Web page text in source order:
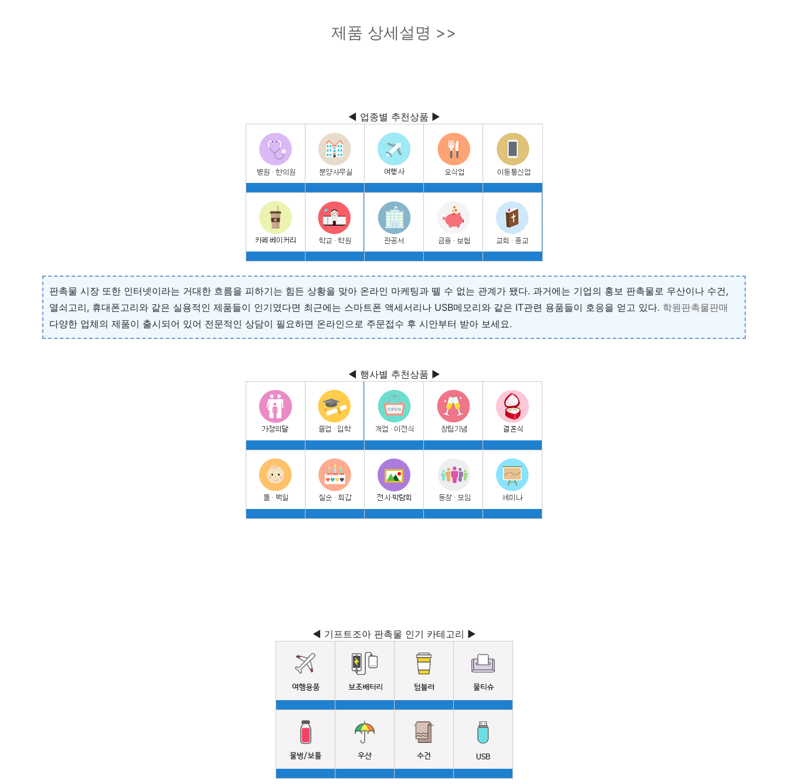
제품 상세설명 >>
◀ 업종별 추천상품 ▶
판촉물 시장 또한 인터넷이라는 거대한 흐름을 피하기는 힘든 상황을 맞아 온라인 마케팅과 뗄 수 없는 관계가 됐다. 과거에는 기업의 홍보 판촉물로 우산이나 수건,
열쇠고리, 휴대폰고리와 같은 실용적인 제품들이 인기였다면 최근에는 스마트폰 액세서리나 USB메모리와 같은 IT관련 용품들이 호응을 얻고 있다. 학원판촉물판매
다양한 업체의 제품이 출시되어 있어 전문적인 상담이 필요하면 온라인으로 주문접수 후 시안부터 받아 보세요.
◀ 행사별 추천상품 ▶
◀ 기프트조아 판촉물 인기 카테고리 ▶